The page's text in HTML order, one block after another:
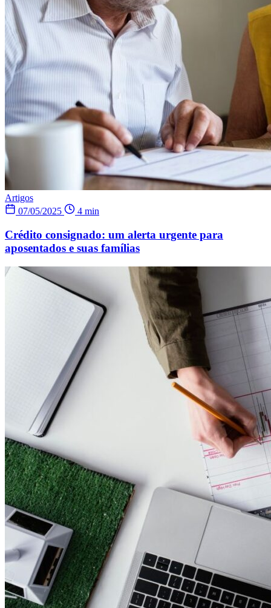
Artigos
07/05/2025
4 min
Crédito consignado: um alerta urgente para
aposentados e suas famílias